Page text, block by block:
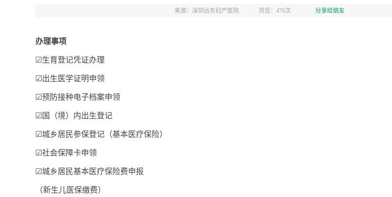
来源：深圳远东妇产医院 浏览：470次 分享给朋友
办理事项
☑生育登记凭证办理
☑出生医学证明申领
☑预防接种电子档案申领
☑国（境）内出生登记
☑城乡居民参保登记（基本医疗保险）
☑社会保障卡申领
☑城乡居民基本医疗保险费申报
（新生儿医保缴费）